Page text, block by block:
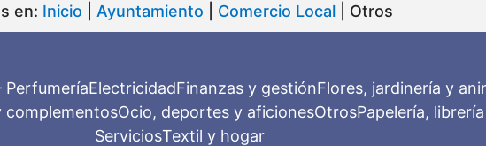
en: Inicio Ayuntamiento Comercio Local| Otros
PerfumeríaElectricidadFinanzas y gestiónFlores, jardinería y
complementosOcio, deportes y aficionesOtrosPapelería,
ServiciosTextil y hogar